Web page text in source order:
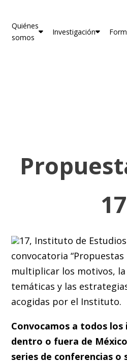
Quiénes
somos
Investigación
17
17, Instituto de
convocatoria “Propuestas
multiplicar los motivos,
temáticas y las
acogidas por el Instituto.
Convocamos a todos los
dentro o fuera de
series de conferencias o